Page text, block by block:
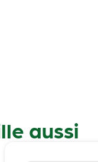
aussi